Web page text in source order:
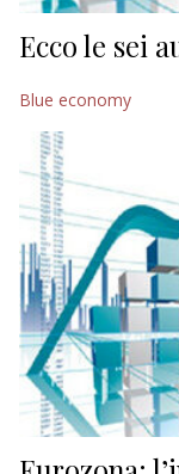
Ecco le sei
Blue economy